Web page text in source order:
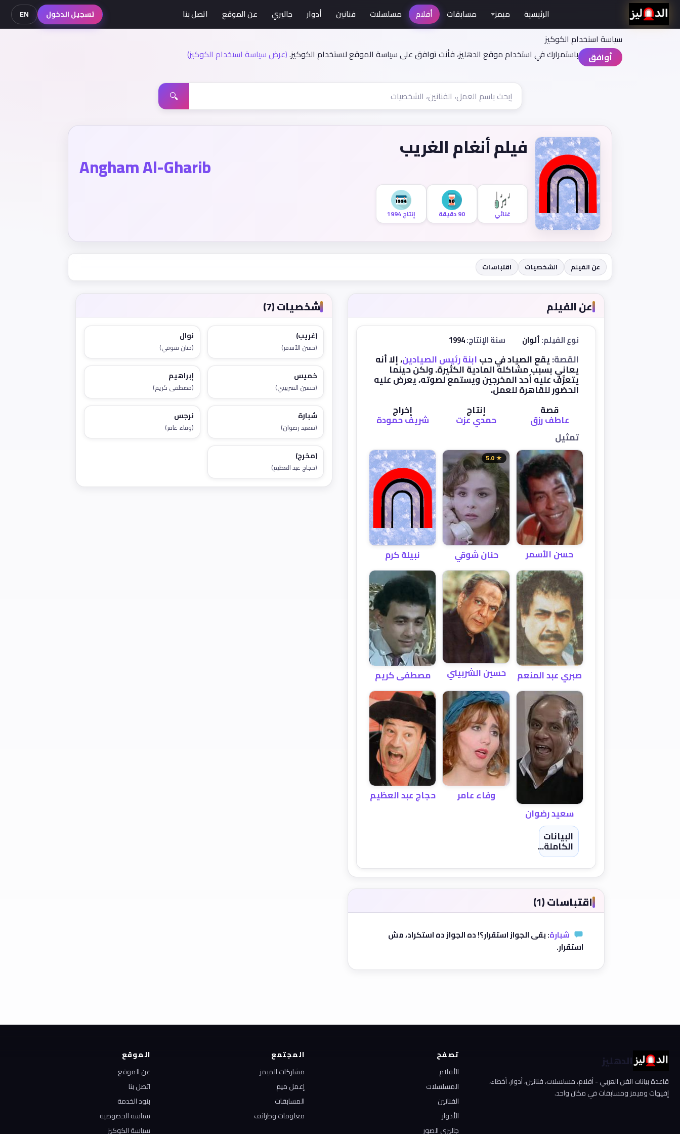
سياسة اسنخدام الكوكيز
أوافق
باستمرارك في استخدام موقع الدهليز، فأنت توافق على سياسة الموقع لاستخدام الكوكيز.(عرض سياسة استخدام الكوكيز)
الرئيسية ميمز مسابقات أفلام مسلسلات فنانين أدوار جاليري عن الموقع اتصل بنا تسجيل الدخول EN
🔍
فيلم أنغام الغريب
Angham Al-Gharib
غنائي 90 دقيقة إنتاج 1994
عن الفيلم الشخصيات اقتباسات
عن الفيلم
نوع الفيلم:ألوان سنة الإنتاج:1994
القصة:يقع الصياد في حبابنةرئيس الصيادين، إلا أنه
يعاني بسبب مشاكله المادية الكثيرة. ولكن حينما
يتعرَّف عليه أحد المخرجين ويستمع لصوته، يعرض عليه
الحضور للقاهرة للعمل.
قصة
عاطف رزق
إنتاج
حمدي عزت
إخراج
شريف حمودة
تمثيل
حسن الأسمر
★ 5.0
حنان شوقي نبيلة كرم
صبري عبد المنعم حسين الشربيني مصطفى كريم
سعيد رضوان
وفاء عامر حجاج عبد العظيم
البيانات
الكاملة...
اقتباسات (1)
شبارة: بقى الجواز استقرار؟! ده الجواز ده استكراد، مش
استقرار.
شخصيات (7)
(غريب)
(حسن الأسمر)
نوال
(حنان شوقي)
خميس
(حسين الشربيني)
إبراهيم
(مصطفى كريم)
شبارة
(سعيد رضوان)
نرجس
(وفاء عامر)
(مخرج)
(حجاج عبد العظيم)
الدهليز
قاعدة بيانات الفن العربي - أفلام، مسلسلات، فنانين، أدوار، أخطاء،
إفيهات وميمز ومسابقات في مكان واحد.
تصفح
الأفلام
المسلسلات
الفنانين
الأدوار
جاليري الصور
المجتمع
مشاركات الميمز
إعمل ميم
المسابقات
معلومات وطرائف
الموقع
عن الموقع
اتصل بنا
بنود الخدمة
سياسة الخصوصية
سياسة الكوكيز